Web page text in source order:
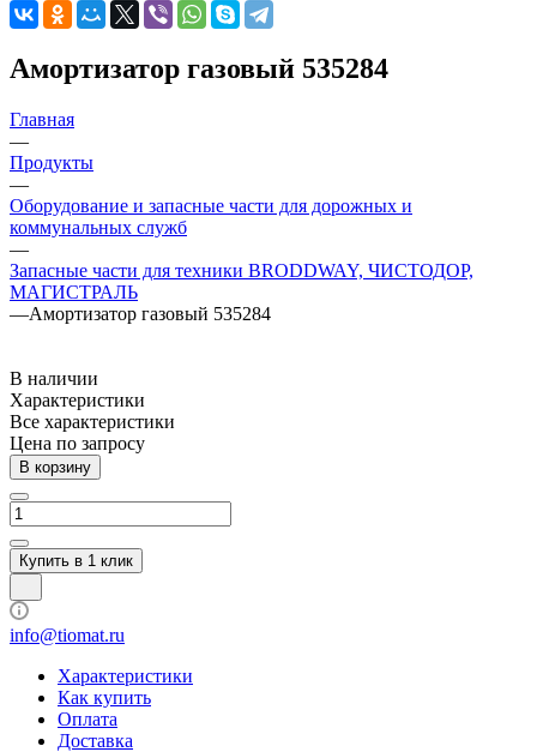
Амортизатор газовый 535284
Главная
—
Продукты
—
Оборудование и запасные части для дорожных и
коммунальных служб
—
Запасные части для техники BRODDWAY, ЧИСТОДОР,
МАГИСТРАЛЬ
—Амортизатор газовый 535284
В наличии
Характеристики
Все характеристики
Цена по запросу
В корзину
Купить в 1 клик
info@tiomat.ru
Характеристики
Как купить
Оплата
Доставка